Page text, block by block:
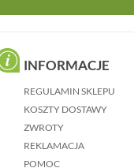
INFORMACJE
REGULAMIN SKLEPU
KOSZTY DOSTAWY
ZWROTY
REKLAMACJA
POMOC